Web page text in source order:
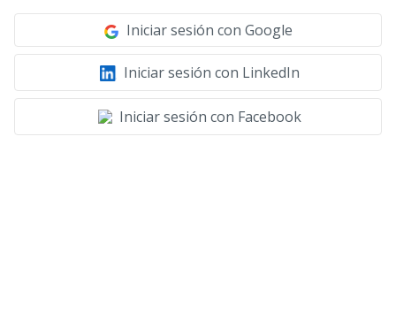
Iniciar sesión con Google
Iniciar sesión con LinkedIn
Iniciar sesión con Facebook